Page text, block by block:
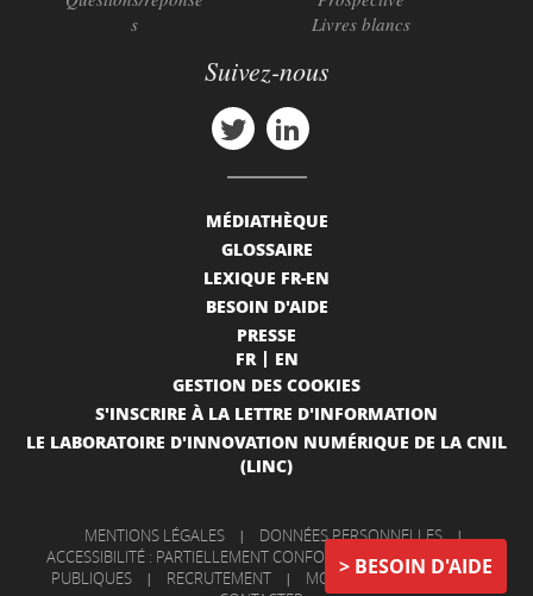
BESOIN D'AIDE
s
Livres blancs
Suivez-nous
MÉDIATHÈQUE
GLOSSAIRE
LEXIQUE FR-EN
BESOIN D'AIDE
PRESSE
FR
EN
GESTION DES COOKIES
S'INSCRIRE À LA LETTRE D'INFORMATION
LE LABORATOIRE D'INNOVATION NUMÉRIQUE DE LA CNIL
(LINC)
MENTIONS LÉGALES | DONNÉES PERSONNELLES |
ACCESSIBILITÉ : PARTIELLEMENT CONFORME
|
INFORMATIONS
PUBLIQUES
| RECRUTEMENT | MON COMPTE |
NOUS